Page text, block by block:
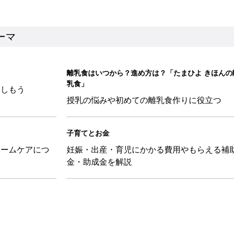
お供に！小さくたためてバッグに吊り下げられる「コンパクトレジャーシ
？60分だけの【無料】お金の勉強会
365日のお誕生日占い【鏡リュウジ監修】